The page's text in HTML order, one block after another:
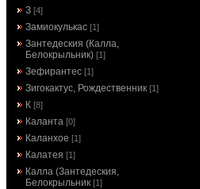
З [4]
Замиокулькас [1]
Зантедеския (Калла,
Белокрыльник) [1]
Зефирантес [1]
Зигокактус, Рождественник [1]
К [8]
Каланта [0]
Каланхое [1]
Калатея [1]
Калла (Зантедеския,
Белокрыльник [1]